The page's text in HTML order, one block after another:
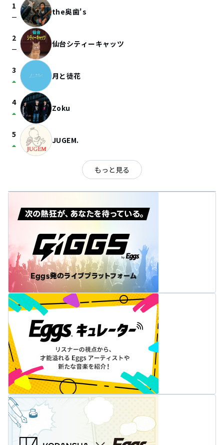
1
check_indeterminate_small the奥歯's
2
check_indeterminate_small 仙台シティーキャッツ
3
arrow_drop_up 月と徒花
4
arrow_drop_up Zoku
5
arrow_drop_up JUGEM.
もっと見る